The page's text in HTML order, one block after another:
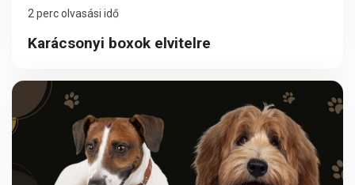
2 perc olvasási idő
Karácsonyi boxok elvitelre